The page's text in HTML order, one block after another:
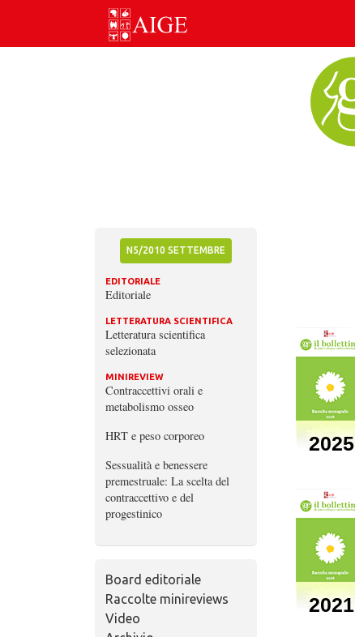
Skip
N5/2010 SETTEMBRE
EDITORIALE
Editoriale
LETTERATURA SCIENTIFICA
Letteratura scientifica
selezionata
MINIREVIEW
Contraccettivi orali e
metabolismo osseo
HRT e peso corporeo
Sessualità e benessere
premestruale: La scelta del
contraccettivo e del
progestinico
Board editoriale
Raccolte minireviews
Video
2025
2021